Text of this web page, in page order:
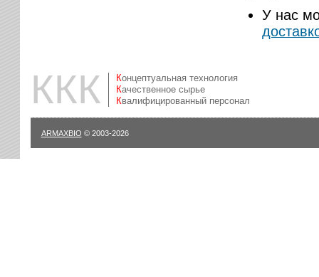
У нас
ККК
Концептуальная технология
Качественное сырье
Квалифицированный персонал
ARMAXBIO © 2003-2026